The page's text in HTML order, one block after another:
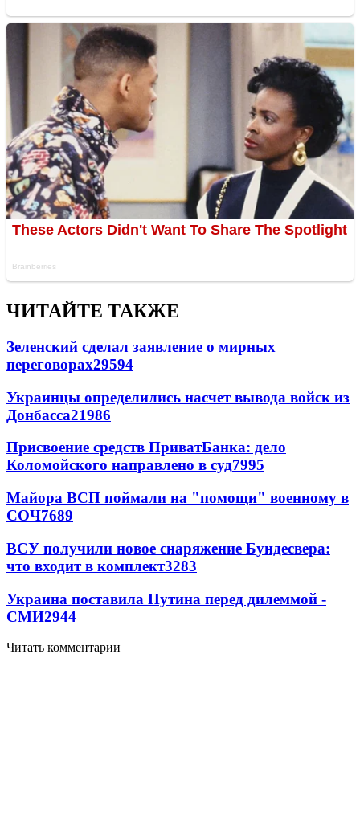
ЧИТАЙТЕ ТАКЖЕ
Зеленский сделал заявление о мирных
переговорах29594
Украинцы определились насчет вывода войск из
Донбасса21986
Присвоение средств ПриватБанка: дело
Коломойского направлено в суд7995
Майора ВСП поймали на "помощи" военному в
СОЧ7689
ВСУ получили новое снаряжение Бундесвера:
что входит в комплект3283
Украина поставила Путина перед дилеммой -
СМИ2944
Читать комментарии